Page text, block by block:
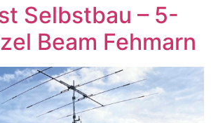
Selbstbau – 5-
Beam Fehmarn